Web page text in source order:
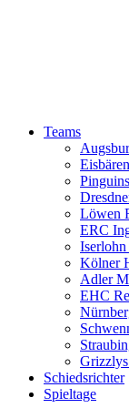
Teams
Löwen
ERC
Iserlohn
Kölner
Adler
EHC
Schiedsrichter
Spieltage